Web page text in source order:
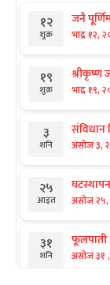
१२
शुक्र
जनै
भाद्र १२,
१९
शुक्र
श्रीकृष्ण
भाद्र १९,
३
शनि
संविधान
असोज ३,
२५
आइत असोज २५,
३१
शनि
फूलपाती
असोज ३१